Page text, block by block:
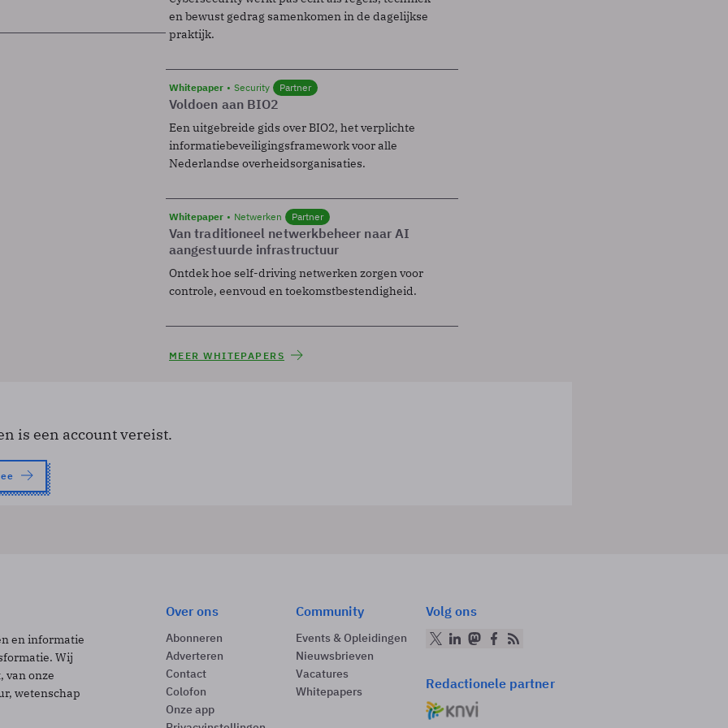
en bewust gedrag samenkomen in de dagelijkse
praktijk.
Whitepaper Security Partner
Voldoen aan BIO2
Een uitgebreide gids over BIO2, het verplichte
informatiebeveiligingsframework voor alle
Nederlandse overheidsorganisaties.
Whitepaper Netwerken Partner
Van traditioneel netwerkbeheer naar AI
aangestuurde infrastructuur
Ontdek hoe self-driving netwerken zorgen voor
controle, eenvoud en toekomstbestendigheid.
MEER WHITEPAPERS
is een account vereist.
en informatie
Wij
van onze
wetenschap
Over ons
Abonneren
Adverteren
Contact
Colofon
Onze app
Community
Events & Opleidingen
Nieuwsbrieven
Vacatures
Whitepapers
Volg ons
Redactionele partner